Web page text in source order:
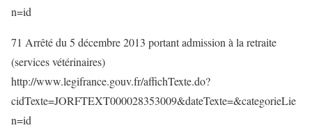
n=id
71 Arrêté du 5 décembre 2013 portant admission à la retraite
(services vétérinaires)
http://www.legifrance.gouv.fr/affichTexte.do?
cidTexte=JORFTEXT000028353009&dateTexte=&categorieLie
n=id